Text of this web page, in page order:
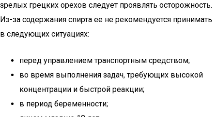
зрелых грецких орехов следует проявлять осторожность.
Из-за содержания спирта ее не рекомендуется принимать
в следующих ситуациях:
перед управлением транспортным средством;
во время выполнения задач, требующих высокой
концентрации и быстрой реакции;
в период беременности;